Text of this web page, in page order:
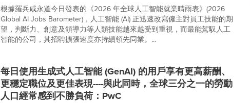
根據羅兵咸永道今日發表的《2026 年全球人工智能就業晴雨表》(2026
Global AI Jobs Barometer)，人工智能 (AI) 正迅速改寫僱主對員工技能的期
望，判斷力、創意及領導力等人類技能越來越受到重視，而最能駕馭人工
智能的公司，其招聘擴張速度亦持續領先同業。...
每日使用生成式人工智能 (GenAI) 的用戶享有更高薪酬、
更穩定職位及更佳表現----與此同時，全球三分之一的勞動
人口經常感到不勝負荷：PwC